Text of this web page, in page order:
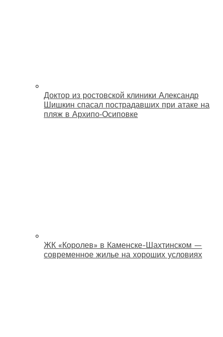
Доктор из ростовской клиники Александр
Шишкин спасал пострадавших при атаке на
пляж в Архипо‑Осиповке
ЖК «Королев» в Каменске-Шахтинском —
современное жилье на хороших условиях